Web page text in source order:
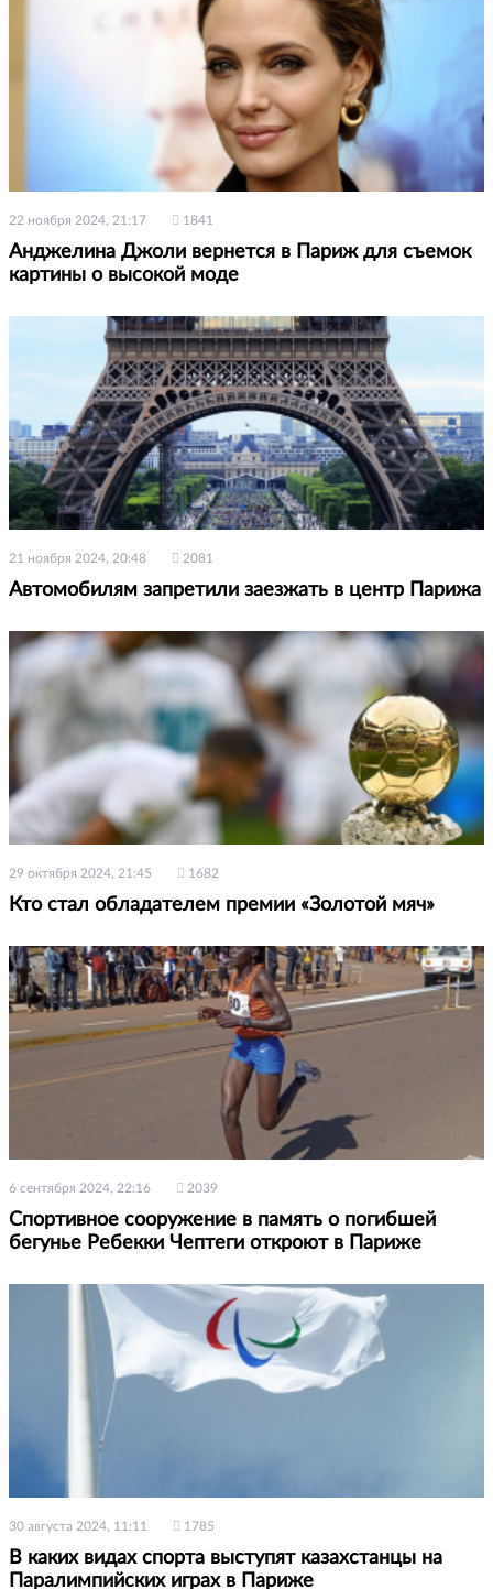
22 ноября 2024, 21:17 1841
Анджелина Джоли вернется в Париж для съемок
картины о высокой моде
21 ноября 2024, 20:48 2081
Автомобилям запретили заезжать в центр Парижа
29 октября 2024, 21:45 1682
Кто стал обладателем премии «Золотой мяч»
6 сентября 2024, 22:16 2039
Спортивное сооружение в память о погибшей
бегунье Ребекки Чептеги откроют в Париже
30 августа 2024, 11:11 1785
В каких видах спорта выступят казахстанцы на
Паралимпийских играх в Париже